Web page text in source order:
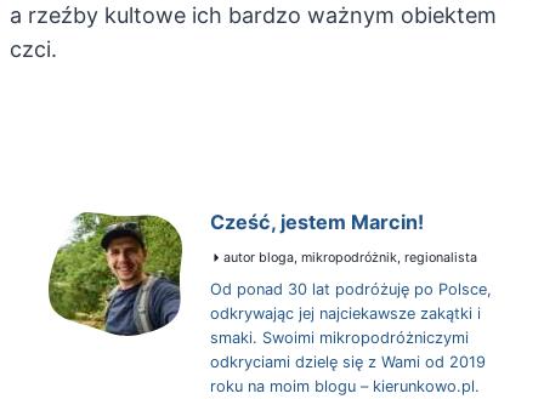
a rzeźby kultowe ich bardzo ważnym obiektem
czci.
Cześć, jestem Marcin!
autor bloga, mikropodróżnik, regionalista
Od ponad 30 lat podróżuję po Polsce,
odkrywając jej najciekawsze zakątki i
smaki. Swoimi mikropodróżniczymi
odkryciami dzielę się z Wami od 2019
roku na moim blogu – kierunkowo.pl.